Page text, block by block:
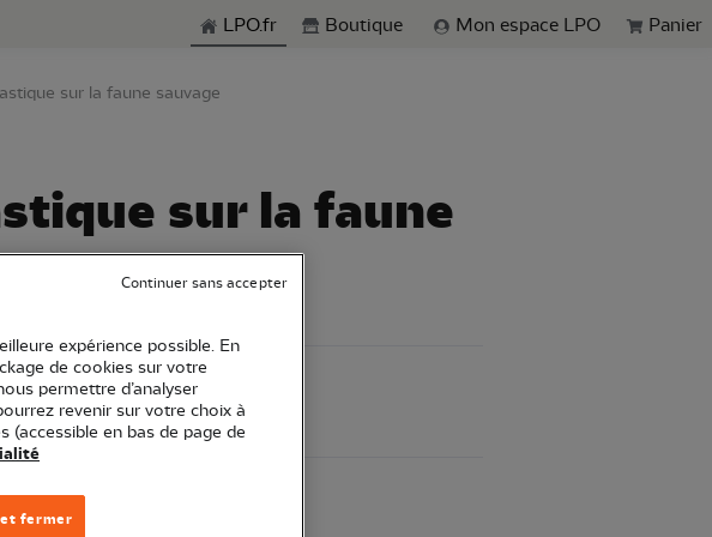
Aller à la rechercheLPO.fr Boutique Mon espace LPO Panier
sur la faune sauvage
sur la faune
expérience possible. En
de cookies sur votre
permettre d’analyser
revenir sur votre choix à
en bas de page de
fermer
Continuer sans accepter